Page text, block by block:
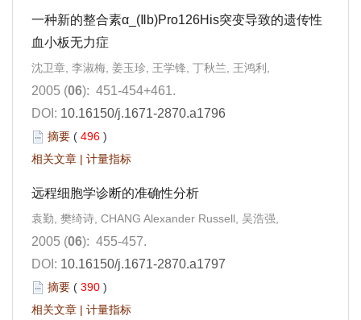
一种新的整合素α_(Ⅱb)Pro126His突变导致的遗传性
血小板无力症
沈卫章, 李淑梅, 姜玉珍, 王学锋, 丁秋兰, 王鸿利,
2005 (06): 451-454+461.
DOI: 10.16150/j.1671-2870.a1796
摘要 ( 496 )
相关文章 | 计量指标
远程细胞学诊断的准确性分析
袁勤, 樊绮诗, CHANG Alexander Russell, 吴浩强,
2005 (06): 455-457.
DOI: 10.16150/j.1671-2870.a1797
摘要 ( 390 )
相关文章 | 计量指标